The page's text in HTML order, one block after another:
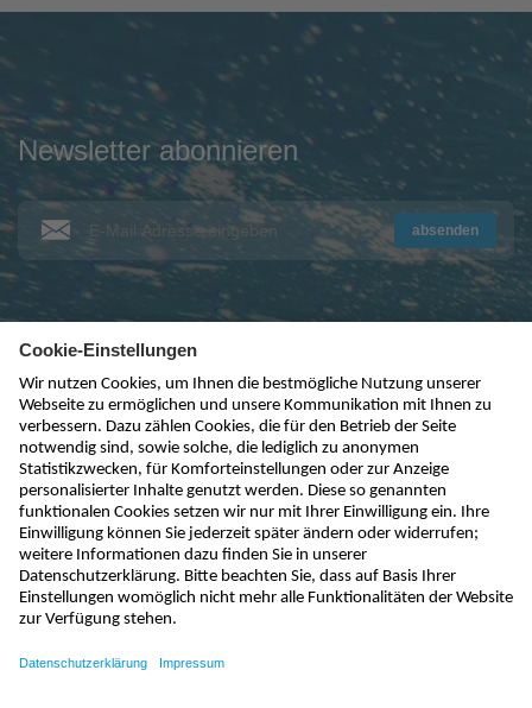
Newsletter abonnieren
absenden
kontakt@nivus.com
+49 7262 9191-0
sales@nivus.com
+49 7262 9191-794
hotline@nivus.com